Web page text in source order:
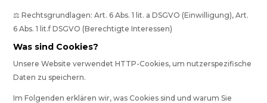
⚖️ Rechtsgrundlagen: Art. 6 Abs. 1 lit. a DSGVO (Einwilligung), Art.
6 Abs. 1 lit.f DSGVO (Berechtigte Interessen)
Was sind Cookies?
Unsere Website verwendet HTTP-Cookies, um nutzerspezifische
Daten zu speichern.
Im Folgenden erklären wir, was Cookies sind und warum Sie